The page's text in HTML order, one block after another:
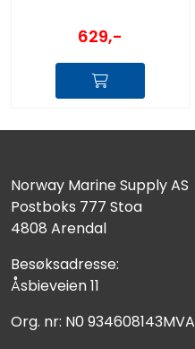
629,-
Norway Marine Supply AS
Postboks 777 Stoa
4808 Arendal
Besøksadresse:
Åsbieveien 11
Org. nr: N0 934608143MVA